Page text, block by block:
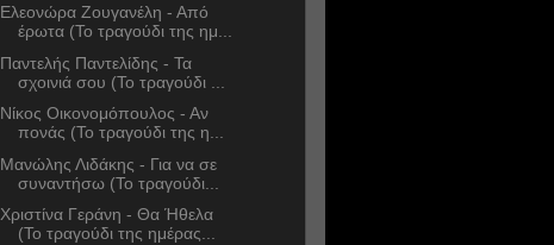
Ελεονώρα Ζουγανέλη - Από
έρωτα (Το τραγούδι της ημ...
Παντελής Παντελίδης - Τα
σχοινιά σου (Το τραγούδι ...
Νίκος Οικονομόπουλος - Αν
πονάς (Το τραγούδι της η...
Μανώλης Λιδάκης - Για να σε
συναντήσω (Το τραγούδι...
Χριστίνα Γεράνη - Θα Ήθελα
(Το τραγούδι της ημέρας...